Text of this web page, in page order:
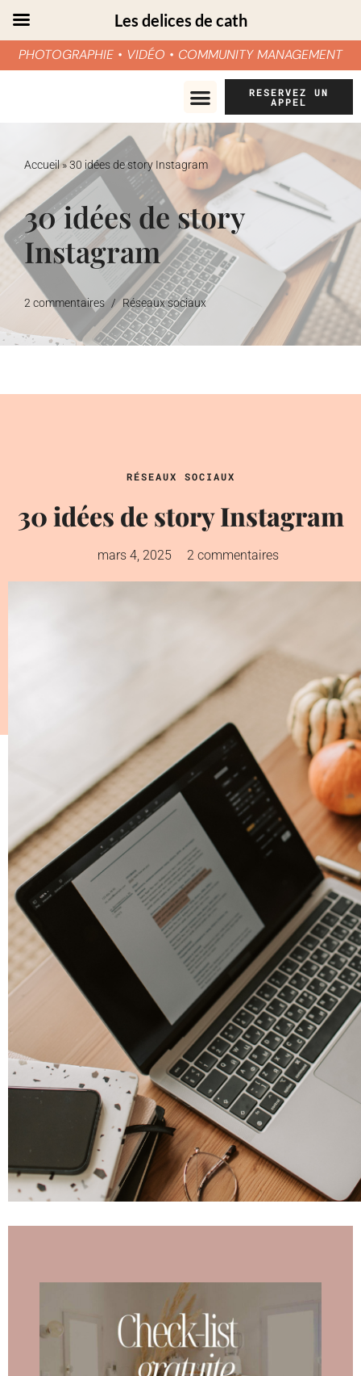
contenu
PHOTOGRAPHIE • VIDÉO • COMMUNITY MANAGEMENT
RESERVEZ UN
APPEL
Accueil»30 idées de story Instagram
30 idées de story
Instagram
2 commentaires Réseaux sociaux
RÉSEAUX SOCIAUX
30 idées de story Instagram
mars 4, 2025 2 commentaires
Les delices de cath